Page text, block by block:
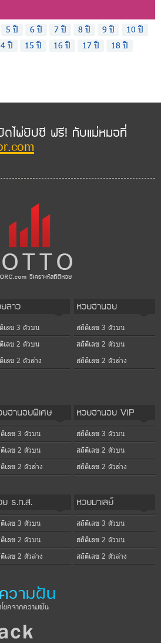
5 ปี 6 ปี 7 ปี 8 ปี 9 ปี
10 ปี
ปี 15 ปี 16 ปี 17 ปี
18 ปี
ดไพ่ยิปซี ฟรี! กับแม่หมอที่
ลาว
เลข 3 ตัวบน
เลข 2 ตัวบน
เลข 2 ตัวล่าง
หวยฮานอย
สถิติเลข 3 ตัวบน
สถิติเลข 2 ตัวบน
สถิติเลข 2 ตัวล่าง
ยฮานอยพิเศษ
เลข 3 ตัวบน
เลข 2 ตัวบน
เลข 2 ตัวล่าง
หวยฮานอย VIP
สถิติเลข 3 ตัวบน
สถิติเลข 2 ตัวบน
สถิติเลข 2 ตัวล่าง
ย ธ.ก.ส.
เลข 3 ตัวบน
เลข 2 ตัวบน
เลข 2 ตัวล่าง
หวยมาเลย์
สถิติเลข 3 ตัวบน
สถิติเลข 2 ตัวบน
สถิติเลข 2 ตัวล่าง